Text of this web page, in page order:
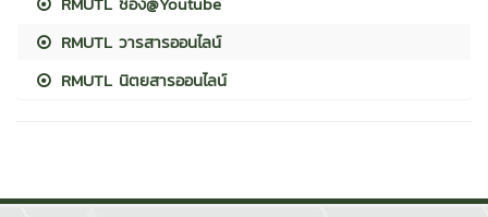
RMUTL วารสารออนไลน์
RMUTL นิตยสารออนไลน์